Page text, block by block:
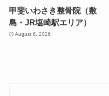
甲斐いわさき整骨院（敷
島・JR塩崎駅エリア）
August 6, 2026